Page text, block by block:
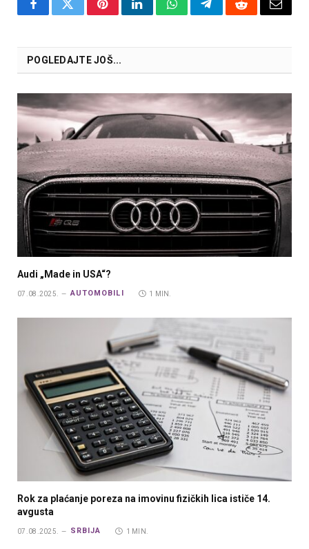
FacebookTwitterPinterestLinkedInWhatsAppTelegramRedditEmail
POGLEDAJTE JOŠ...
Audi „Made in USA“?
07.08.2025. AUTOMOBILI 1 MIN.
Rok za plaćanje poreza na imovinu fizičkih lica ističe 14.
avgusta
07.08.2025. SRBIJA 1 MIN.